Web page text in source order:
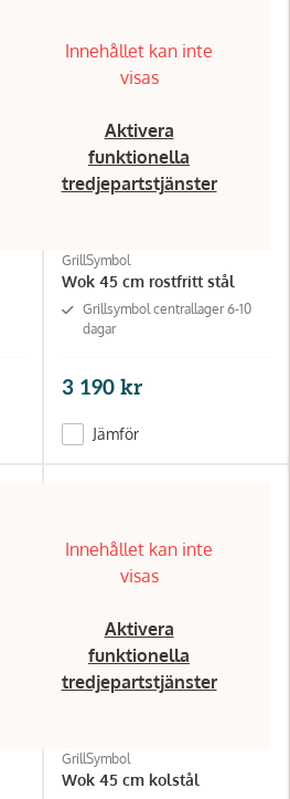
Innehållet kan inte
visas
Aktivera
funktionella
tredjepartstjänster
GrillSymbol
Wok 45 cm rostfritt stål
Grillsymbol centrallager 6-10
dagar
3 190 kr
Jämför
Innehållet kan inte
visas
Aktivera
funktionella
tredjepartstjänster
GrillSymbol
Wok 45 cm kolstål